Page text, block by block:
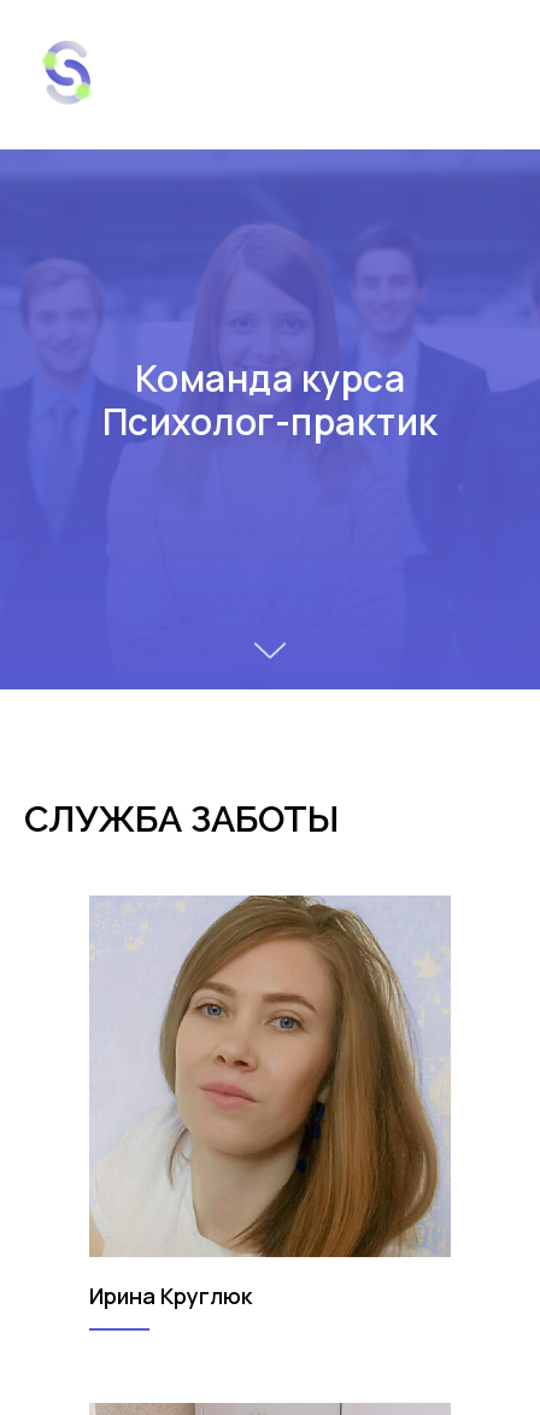
Команда курса
Психолог-практик
СЛУЖБА ЗАБОТЫ
Ирина Круглюк